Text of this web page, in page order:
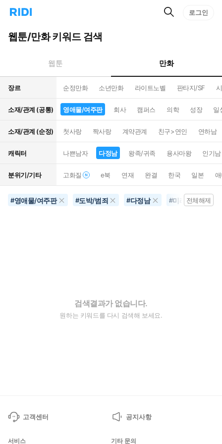
리
홈
으
턴
트
검
로그인
웹툰/만화 키워드 검색
웹툰 만화
장르 순정만화 소년만화 라이트노벨 판타지/SF
소재/관계 (공통) 영애물/여주판 회사 캠퍼스 의학 성장 일
소재/관계 (순정) 첫사랑 짝사랑 계약관계 친구>연인 연하남
캐릭터 나쁜남자 다정남 왕족/귀족 용사마왕 인기남
분위기/기타 고화질 e북 연재 완결 한국 일본
#영애물/여주판 #도박/범죄 #다정남 #미래배경전체해제
검색결과가 없습니다.
원하는 키워드를 다시 검색해 보세요.
고객센터 공지사항
서비스 기타 문의